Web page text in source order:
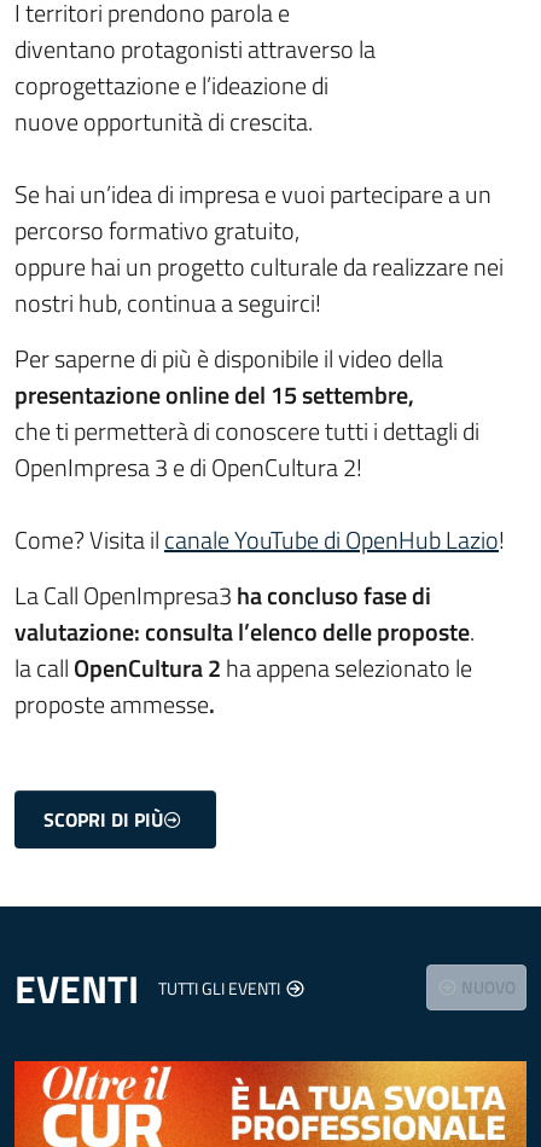
I territori prendono parola e
diventanoprotagonistiattraverso la
coprogettazione e l’ideazione di
nuove opportunità di crescita.
Se hai un’idea di impresa e vuoi partecipare a un
percorso formativo gratuito,
oppure hai un progetto culturale da realizzare nei
nostri hub, continua a seguirci!
Per saperne di più è disponibile il video della
presentazione online del 15 settembre,
che ti permetterà di conoscere tutti i dettagli di
OpenImpresa 3 e di OpenCultura 2!
Come? Visita ilcanale YouTube di OpenHub Lazio!
La Call OpenImpresa3ha concluso fase di
valutazione: consulta l’elenco delle proposte.
la callOpenCultura 2ha appena selezionato le
proposte ammesse.
SCOPRI DI PIÙ
EVENTI TUTTI GLI EVENTI NUOVO